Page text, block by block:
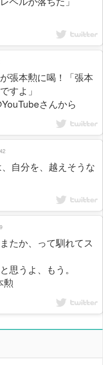
張本勲に喝！「張本
すよ」
さんから
自分を、越えそうな
たか、って馴れてス
思うよ、もう。
勲